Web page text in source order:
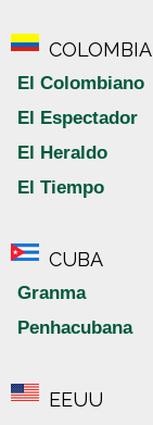
COLOMBIA
El Colombiano
El Espectador
El Heraldo
El Tiempo
CUBA
Granma
Penhacubana
EEUU